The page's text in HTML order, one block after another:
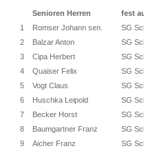
Senioren Herren
fest
1
Romser Johann sen.
SG
2
Balzar Anton
SG
3
Cipa Herbert
SG
4
Quaiser Felix
SG
5
Vogt Claus
SG
6
Huschka Leipold
SG
7
Becker Horst
SG
8
Baumgartner Franz
SG
9
Aicher Franz SG